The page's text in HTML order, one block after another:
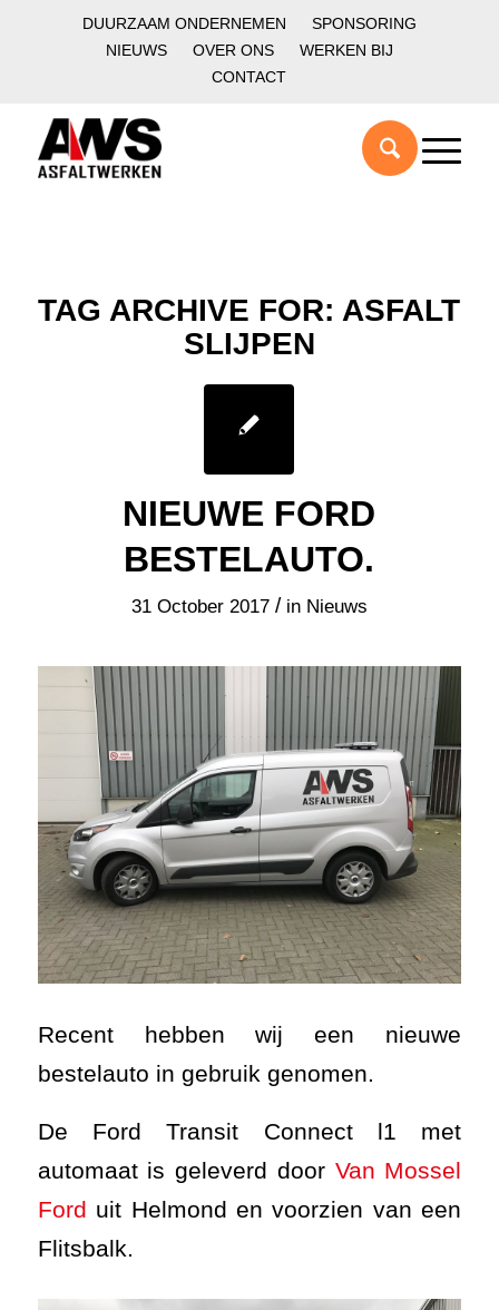
DUURZAAM ONDERNEMEN
SPONSORING
NIEUWS
OVER ONS
WERKEN BIJ
CONTACT
TAG ARCHIVE FOR: ASFALT
SLIJPEN
NIEUWE FORD
BESTELAUTO.
31 October 2017 / in Nieuws
Recent hebben wij een nieuwe
bestelauto in gebruik genomen.
De Ford Transit Connect l1 met
automaat is geleverd door Van Mossel
Ford uit Helmond en voorzien van een
Flitsbalk.